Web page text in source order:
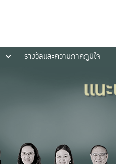
รางวัลและความภาคภูมิใจ